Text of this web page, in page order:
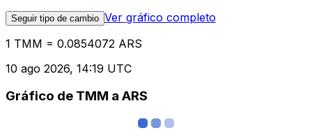
Seguir tipo de cambio Ver gráfico completo
1 TMM = 0.0854072 ARS
10 ago 2026, 14:19 UTC
Gráfico de TMM a ARS